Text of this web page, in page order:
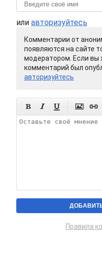
или авторизуйтесь
Комментарии от
появляются на сайте
модератором. Если вы
комментарий был
авторизуйтесь
    
Правила